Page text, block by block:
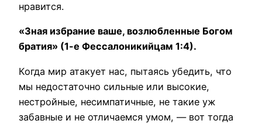
нравится.
«Зная избрание ваше, возлюбленные Богом
братия» (1-е Фессалоникийцам 1:4).
Когда мир атакует нас, пытаясь убедить, что
мы недостаточно сильные или высокие,
нестройные, несимпатичные, не такие уж
забавные и не отличаемся умом, — вот тогда